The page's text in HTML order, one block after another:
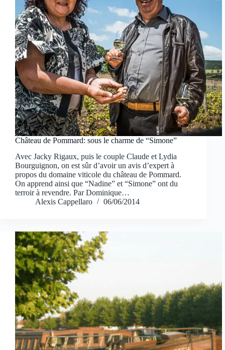
Château de Pommard: sous le charme de “Simone”
Avec Jacky Rigaux, puis le couple Claude et Lydia
Bourguignon, on est sûr d’avoir un avis d’expert à
propos du domaine viticole du château de Pommard.
On apprend ainsi que “Nadine” et “Simone” ont du
terroir à revendre. Par Dominique…
Alexis Cappellaro
06/06/2014